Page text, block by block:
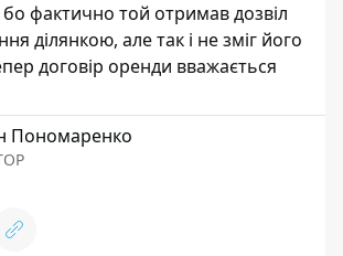
фактично той отримав дозвіл
ділянкою, але так і не зміг його
договір оренди вважається
Пономаренко